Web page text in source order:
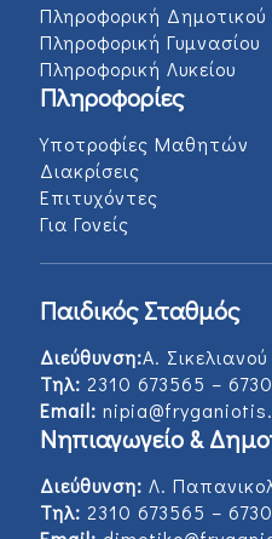
Πληροφορική Δημοτικού
Πληροφορική Γυμνασίου
Πληροφορική Λυκείου
Πληροφορίες
Υποτροφίες Μαθητών
Διακρίσεις
Επιτυχόντες
Για Γονείς
Παιδικός Σταθμός
Διεύθυνση:Α.
Τηλ: 2310 673565 –
Email:
Νηπιαγωγείο &
Διεύθυνση: Λ.
Τηλ: 2310 673565 –